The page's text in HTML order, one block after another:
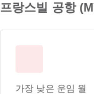
프랑스빌 공항
가장 낮은 운임 월